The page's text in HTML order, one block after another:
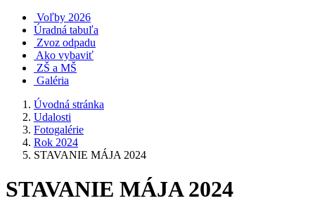
Voľby 2026
Úradná tabuľa
Zvoz odpadu
Ako vybaviť
ZŠ a MŠ
Galéria
Úvodná stránka
Udalosti
Fotogalérie
Rok 2024
STAVANIE MÁJA 2024
STAVANIE MÁJA 2024